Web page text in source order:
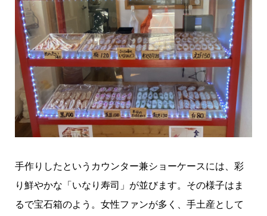
手作りしたというカウンター兼ショーケースには、彩
り鮮やかな「いなり寿司」が並びます。その様子はま
るで宝石箱のよう。女性ファンが多く、手土産として